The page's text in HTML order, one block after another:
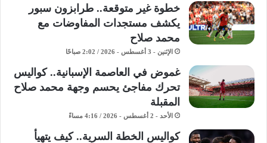
خطوة غير متوقعة.. طرابزون سبور
يكشف مستجدات المفاوضات مع
محمد صلاح
الإثنين - 3 أغسطس - 2026 / 2:02 صباحًا
غموض في العاصمة الإسبانية.. كواليس
تحرك مفاجئ يحسم وجهة محمد صلاح
المقبلة
الأحد - 2 أغسطس - 2026 / 4:16 مساءً
كواليس الخطة السرية.. كيف يتهيأ